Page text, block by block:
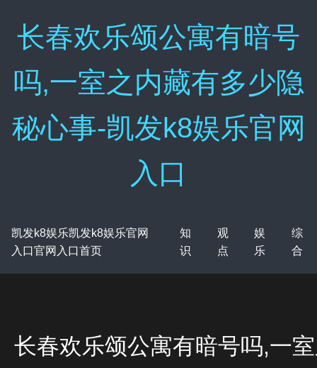
长春欢乐颂公寓有暗号
吗,一室之内藏有多少隐
秘心事-凯发k8娱乐官网
入口
凯发k8娱乐凯发k8娱乐官网
入口官网入口首页
知
识
观
点
娱
乐
综
合
长春欢乐颂公寓有暗号吗,一